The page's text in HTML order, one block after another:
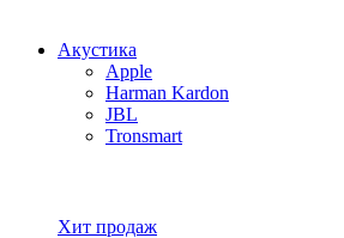
Акустика
Apple
Harman Kardon
JBL
Tronsmart
Хит продаж